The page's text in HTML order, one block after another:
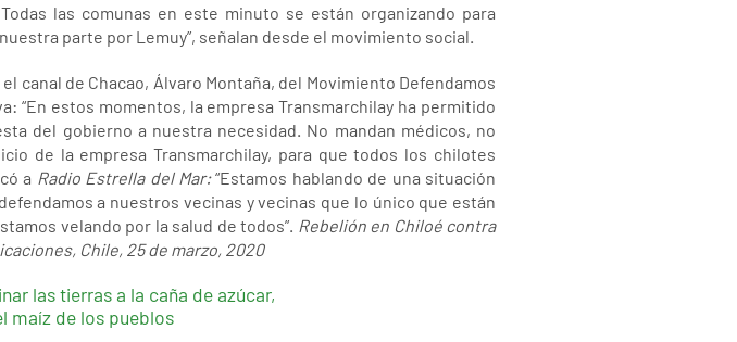
las comunas en este minuto se están organizando para
parte por Lemuy”, señalan desde el movimiento social.
canal de Chacao, Álvaro Montaña, del Movimiento Defendamos
“En estos momentos, la empresa Transmarchilay ha permitido
del gobierno a nuestra necesidad. No mandan médicos, no
de la empresa Transmarchilay, para que todos los chilotes
a Radio Estrella del Mar:“Estamos hablando de una situación
a nuestros vecinas y vecinas que lo único que están
velando por la salud de todos”. Rebelión en Chiloé contra
Chile, 25 de marzo, 2020
las tierras a la caña de azúcar,
maíz de los pueblos